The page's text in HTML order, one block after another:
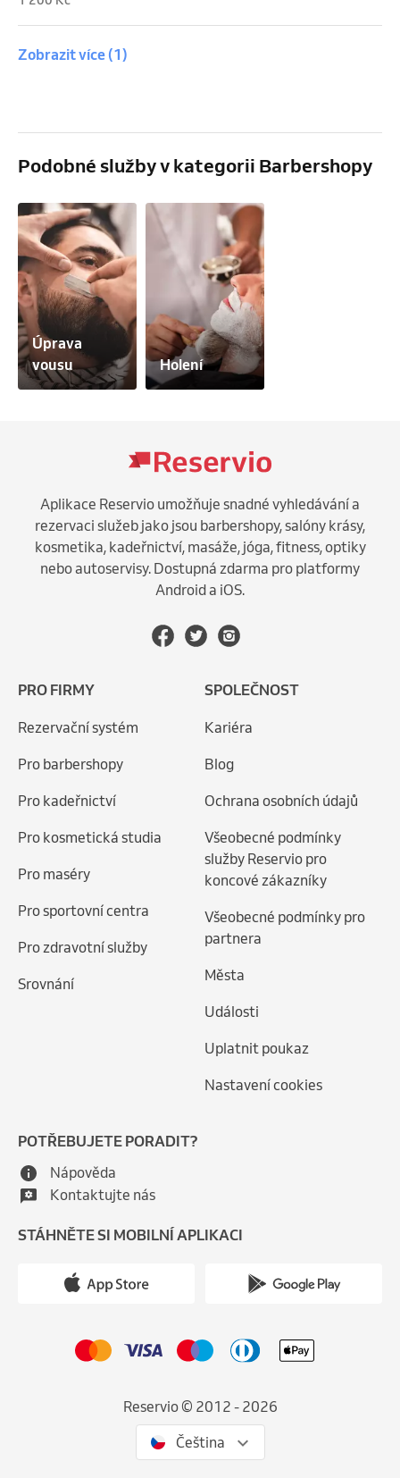
závěr kolínská.
Zobrazit více (1)
Podobné služby v kategorii Barbershopy
Úprava
vousu
Holení
Aplikace Reservio umožňuje snadné vyhledávání a
rezervaci služeb jako jsou barbershopy, salóny krásy,
kosmetika, kadeřnictví, masáže, jóga, fitness, optiky
nebo autoservisy. Dostupná zdarma pro platformy
Android a iOS.
PRO FIRMY
Rezervační systém
Pro barbershopy
Pro kadeřnictví
Pro kosmetická studia
Pro maséry
Pro sportovní centra
Pro zdravotní služby
Srovnání
SPOLEČNOST
Kariéra
Blog
Ochrana osobních údajů
Všeobecné podmínky
služby Reservio pro
koncové zákazníky
Všeobecné podmínky pro
partnera
Města
Události
Uplatnit poukaz
Nastavení cookies
POTŘEBUJETE PORADIT?
Nápověda
Kontaktujte nás
STÁHNĚTE SI MOBILNÍ APLIKACI
Reservio © 2012 - 2026
Čeština